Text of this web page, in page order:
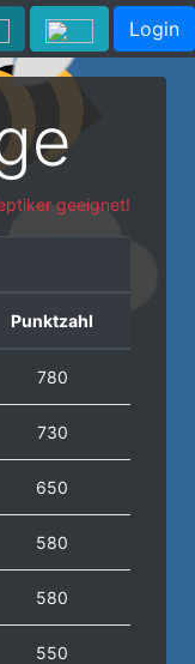
Login
geeignet!
Punktzahl
780
730
650
580
580
550